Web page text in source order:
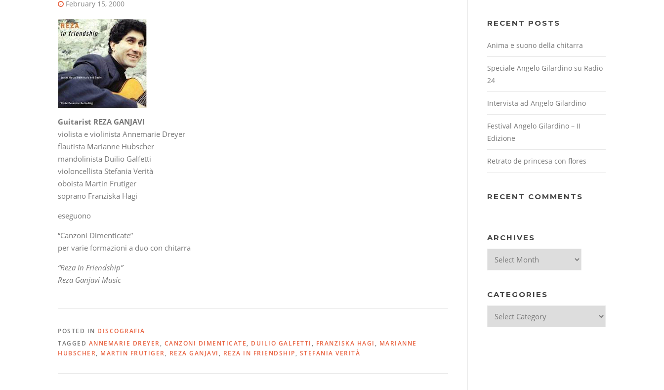
February 15, 2000
Guitarist REZA GANJAVI
violista e violinista Annemarie Dreyer
flautista Marianne Hubscher
mandolinista Duilio Galfetti
violoncellista Stefania Verità
oboista Martin Frutiger
soprano Franziska Hagi
eseguono
“Canzoni Dimenticate”
per varie formazioni a duo con chitarra
“Reza In Friendship”
Reza Ganjavi Music
POSTED IN DISCOGRAFIA
TAGGED ANNEMARIE DREYER, CANZONI DIMENTICATE, DUILIO GALFETTI , FRANZISKA HAGI , MARIANNE
HUBSCHER, MARTIN FRUTIGER, REZA GANJAVI , REZA IN FRIENDSHIP, STEFANIA VERITÀ
RECENT POSTS
Anima e suono della chitarra
Speciale Angelo Gilardino su Radio
24
Intervista ad Angelo Gilardino
Festival Angelo Gilardino – II
Edizione
Retrato de princesa con flores
RECENT COMMENTS
ARCHIVES
CATEGORIES